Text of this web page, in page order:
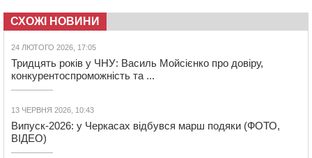
СХОЖІ НОВИНИ
24 ЛЮТОГО 2026, 17:05
Тридцять років у ЧНУ: Василь Мойсієнко про довіру,
конкурентоспроможність та ...
13 ЧЕРВНЯ 2026, 10:43
Випуск-2026: у Черкасах відбувся марш подяки (ФОТО,
ВІДЕО)